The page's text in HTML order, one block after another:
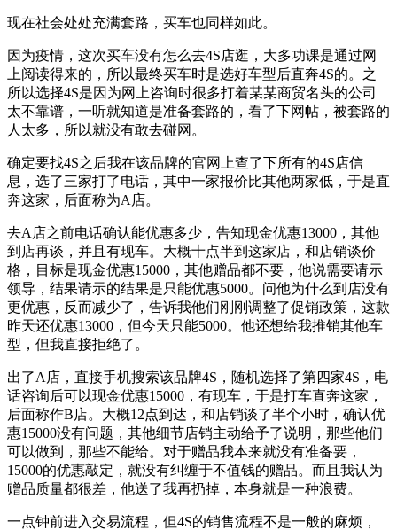
现在社会处处充满套路，买车也同样如此。
因为疫情，这次买车没有怎么去4S店逛，大多功课是通过网
上阅读得来的，所以最终买车时是选好车型后直奔4S的。之
所以选择4S是因为网上咨询时很多打着某某商贸名头的公司
太不靠谱，一听就知道是准备套路的，看了下网帖，被套路的
人太多，所以就没有敢去碰网。
确定要找4S之后我在该品牌的官网上查了下所有的4S店信
息，选了三家打了电话，其中一家报价比其他两家低，于是直
奔这家，后面称为A店。
去A店之前电话确认能优惠多少，告知现金优惠13000，其他
到店再谈，并且有现车。大概十点半到这家店，和店销谈价
格，目标是现金优惠15000，其他赠品都不要，他说需要请示
领导，结果请示的结果是只能优惠5000。问他为什么到店没有
更优惠，反而减少了，告诉我他们刚刚调整了促销政策，这款
昨天还优惠13000，但今天只能5000。他还想给我推销其他车
型，但我直接拒绝了。
出了A店，直接手机搜索该品牌4S，随机选择了第四家4S，电
话咨询后可以现金优惠15000，有现车，于是打车直奔这家，
后面称作B店。大概12点到达，和店销谈了半个小时，确认优
惠15000没有问题，其他细节店销主动给予了说明，那些他们
可以做到，那些不能给。对于赠品我本来就没有准备要，
15000的优惠敲定，就没有纠缠于不值钱的赠品。而且我认为
赠品质量都很差，他送了我再扔掉，本身就是一种浪费。
一点钟前进入交易流程，但4S的销售流程不是一般的麻烦，